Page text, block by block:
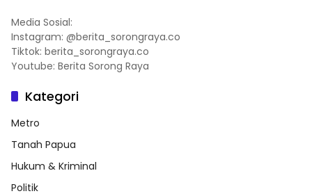
Media Sosial:
Instagram: @berita_sorongraya.co
Tiktok: berita_sorongraya.co
Youtube: Berita Sorong Raya
Kategori
Metro
Tanah Papua
Hukum & Kriminal
Politik